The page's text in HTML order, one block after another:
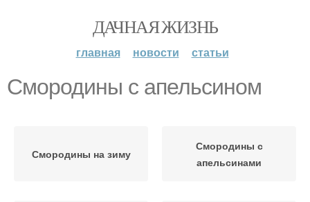
ДАЧНАЯ ЖИЗНЬ
главная новости статьи
Смородины с апельсином
Смородины на зиму
Смородины с
апельсинами